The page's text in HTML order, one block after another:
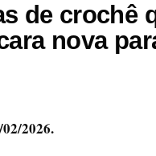
de crochê
nova
2026.